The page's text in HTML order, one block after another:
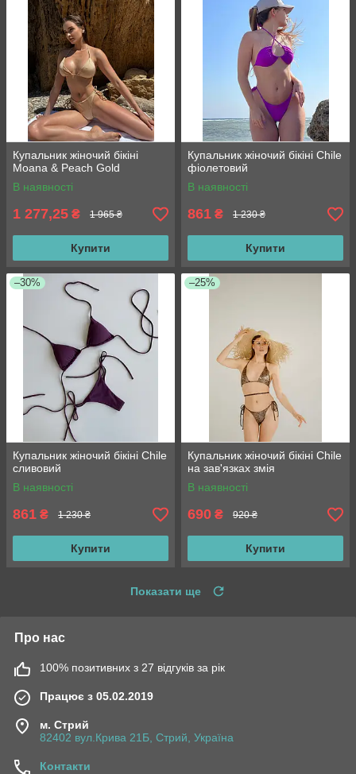
Купальник жіночий бікіні
Moana & Peach Gold
В наявності
1 277,25 ₴ 1 965 ₴
Купити
Купальник жіночий бікіні Chile
фіолетовий
В наявності
861 ₴ 1 230 ₴
Купити
–30%
Купальник жіночий бікіні Chile
сливовий
В наявності
861 ₴ 1 230 ₴
Купити
–25%
Купальник жіночий бікіні Chile
на зав'язках змія
В наявності
690 ₴ 920 ₴
Купити
Показати ще
Про нас
100% позитивних з 27 відгуків за рік
Працює з 05.02.2019
м. Стрий
82402 вул.Крива 21Б, Стрий, Україна
Контакти